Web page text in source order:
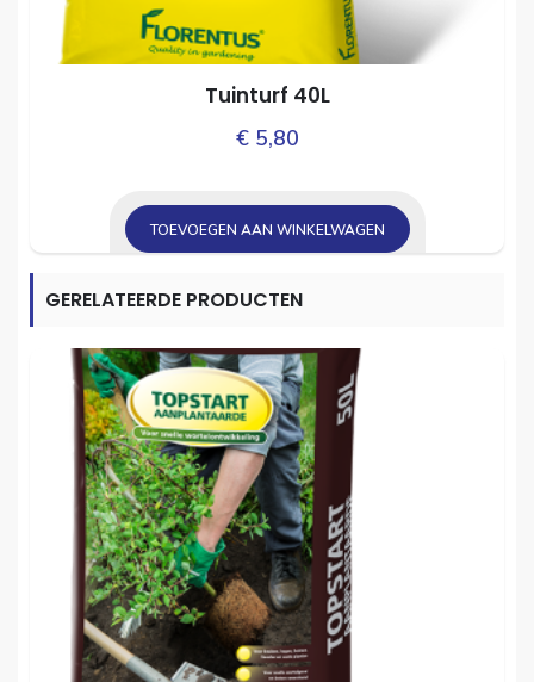
Tuinturf 40L
€5,80
TOEVOEGEN AAN WINKELWAGEN
GERELATEERDE PRODUCTEN